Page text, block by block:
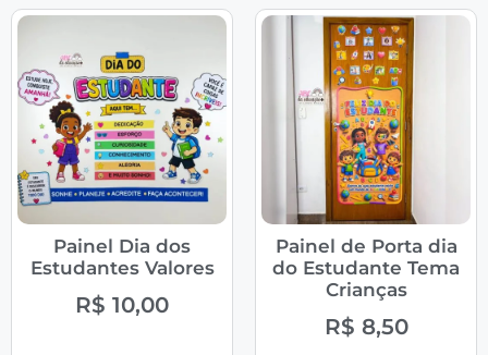
Painel Dia dos
Estudantes Valores
R$ 10,00
Painel de Porta dia
do Estudante Tema
Crianças
R$ 8,50